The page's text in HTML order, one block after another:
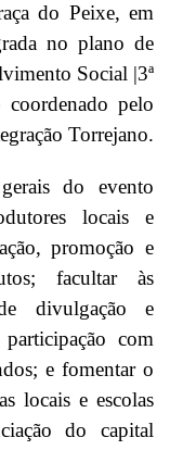
do Peixe, em
no plano de
Social |3ª
pelo
Torrejano.
do evento
locais e
promoção e
facultar às
divulgação e
com
e fomentar o
locais e escolas
do capital